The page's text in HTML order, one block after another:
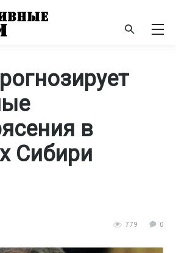
в
Сибири
779 0